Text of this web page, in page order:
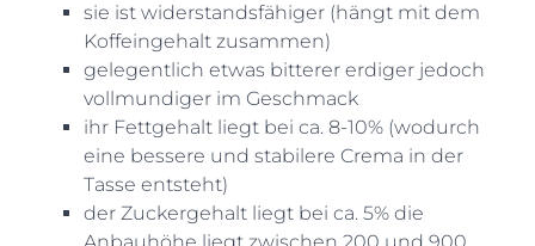
sie ist widerstandsfähiger (hängt mit dem
Koffeingehalt zusammen)
gelegentlich etwas bitterer erdiger jedoch
vollmundiger im Geschmack
ihr Fettgehalt liegt bei ca. 8-10% (wodurch
eine bessere und stabilere Crema in der
Tasse entsteht)
der Zuckergehalt liegt bei ca. 5% die